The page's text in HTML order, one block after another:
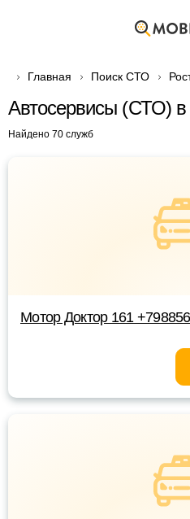
Главная Поиск СТО
Автосервисы (СТО) в
Найдено 70 служб
Мотор Доктор 161